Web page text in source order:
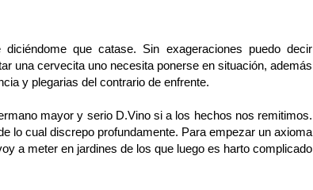
que catase. Sin exageraciones puedo decir
una cervecita uno necesita ponerse en situación, además
y plegarias del contrario de enfrente.
mayor y serio D.Vino si a los hechos nos remitimos.
lo cual discrepo profundamente. Para empezar un axioma
a meter en jardines de los que luego es harto complicado